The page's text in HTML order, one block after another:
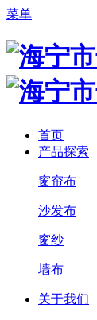
菜单
首页
产品探索
窗帘布
沙发布
窗纱
墙布
关于我们